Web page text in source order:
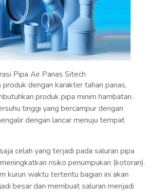
Pipa Air Panas Sitech
produk dengan karakter tahan panas,
produk pipa minim hambatan.
tinggi yang bercampur dengan
dengan lancar menuju tempat
celah yang terjadi pada saluran pipa
risiko penumpukan (kotoran).
kurun waktu tertentu bagian ini akan
besar dan membuat saluran menjadi